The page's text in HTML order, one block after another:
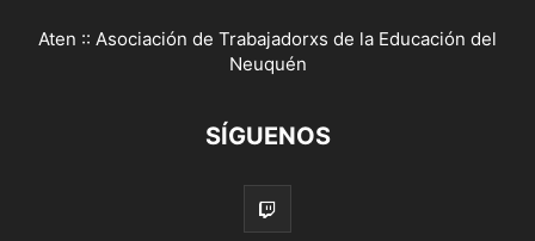
Aten :: Asociación de Trabajadorxs de la Educación del
Neuquén
SÍGUENOS